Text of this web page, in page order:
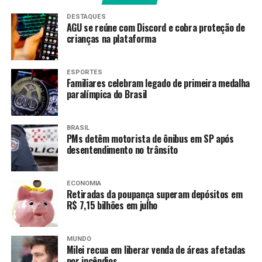
A presidente interina conclui a carta destacando que a
Venezuela tem direito à paz, ao desenvolvimento, à
soberania e ao futuro.
Saiba mais
No sábado (3), diversas explosões foram registradas
em bairros de Caracas. Em meio ao ataque militar,
orquestrado pelos Estados Unidos, o presidente da
Venezuela, Nicolas Maduro, e sua esposa, Cilia
Flores, foram capturados por forças de elite norte-
americanas e levados para Nova York.
O ataque marca um novo episódio de intervenções
diretas norte-americanas na América Latina. A última
vez que os Estados Unidos invadiram um país latino-
americano foi em 1989, no Panamá, quando militares
norte-americanos sequestraram o então presidente
Manuel Noriega, acusando-o de narcotráfico.
DESTAQUES
AGU se reúne com Discord e cobra proteção de
crianças na plataforma
ESPORTES
Familiares celebram legado de primeira medalha
paralímpica do Brasil
BRASIL
PMs detêm motorista de ônibus em SP após
desentendimento no trânsito
ECONOMIA
Retiradas da poupança superam depósitos em
R$ 7,15 bilhões em julho
MUNDO
Milei recua em liberar venda de áreas afetadas